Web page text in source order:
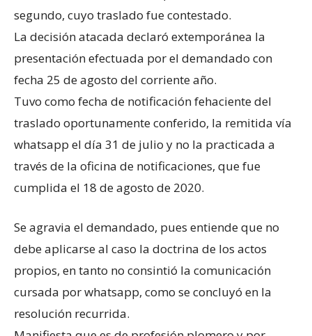
segundo, cuyo traslado fue contestado.
La decisión atacada declaró extemporánea la
presentación efectuada por el demandado con
fecha 25 de agosto del corriente año.
Tuvo como fecha de notificación fehaciente del
traslado oportunamente conferido, la remitida vía
whatsapp el día 31 de julio y no la practicada a
través de la oficina de notificaciones, que fue
cumplida el 18 de agosto de 2020.
Se agravia el demandado, pues entiende que no
debe aplicarse al caso la doctrina de los actos
propios, en tanto no consintió la comunicación
cursada por whatsapp, como se concluyó en la
resolución recurrida.